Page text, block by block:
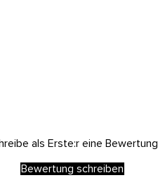
als Erste:r eine Bewertung
Bewertung schreiben